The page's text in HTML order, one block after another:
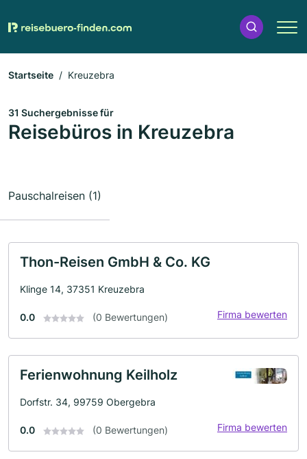
Startseite Kreuzebra
31 Suchergebnisse für
Reisebüros in Kreuzebra
Pauschalreisen (1)
Thon-Reisen GmbH & Co. KG
Klinge 14, 37351 Kreuzebra
0.0 (0 Bewertungen) Firma bewerten
Ferienwohnung Keilholz
Dorfstr. 34, 99759 Obergebra
0.0 (0 Bewertungen) Firma bewerten